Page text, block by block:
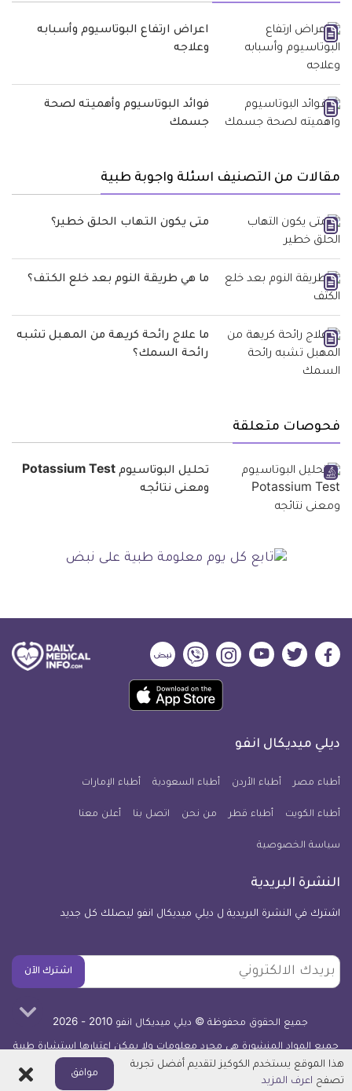
اعراض ارتفاع البوتاسيوم وأسبابه
وعلاجه
فوائد البوتاسيوم وأهميته لصحة
جسمك
مقالات من التصنيف اسئلة واجوبة طبية
متى يكون التهاب الحلق خطير؟
ما هي طريقة النوم بعد خلع الكتف؟
ما علاج رائحة كريهة من المهبل تشبه
رائحة السمك؟
فحوصات متعلقة
تحليل البوتاسيوم Potassium Test
ومعنى نتائجه
ديلي
فيسبوك
ديلي
تويتر
ديلي
ميديكال
يوتيوب
ديلي
ميديكال
انفو
ديلي
ميديكال
انفو
ديلي
ميديكال
انفو
حمل
تطبيق
معلومة
للآيفون
ديلي ميديكال انفو
أطباء مصر أطباء الأردن أطباء السعودية أطباء الإمارات
أطباء الكويت أطباء قطر من نحن اتصل بنا أعلن معنا
سياسة الخصوصية
النشرة البريدية
اشترك في النشرة البريدية ل ديلي ميديكال انفو ليصلك كل جديد
بريدك
الالكتروني
اشترك الآن
جميع الحقوق محفوظة © ديلي ميديكال انفو 2010 - 2026
جميع المواد المنشورة هي مجرد معلومات ولا يمكن اعتبارها استشارة طبية
أو توصية علاجية - اعرف المزيد
هذا الموقع يستخدم الكوكيز لتقديم أفضل تجربة
تصفح اعرف المزيد
موافق اغلاق